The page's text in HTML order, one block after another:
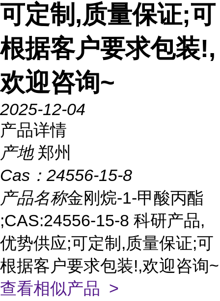
可定制,质量保证;可
根据客户要求包装!,
欢迎咨询~
2025-12-04
产品详情
产地 郑州
Cas： 24556-15-8
产品名称金刚烷-1-甲酸丙酯
;CAS:24556-15-8 科研产品,
优势供应;可定制,质量保证;可
根据客户要求包装!,欢迎咨询~
查看相似产品 >